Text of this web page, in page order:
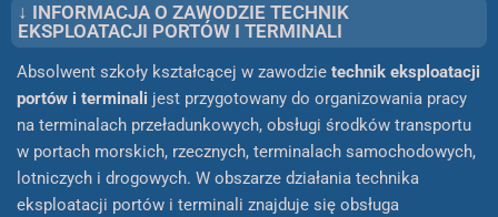
↓ INFORMACJA O ZAWODZIE TECHNIK
EKSPLOATACJI PORTÓW I TERMINALI
Absolwent szkoły kształcącej w zawodzie technik eksploatacji
portów i terminali jest przygotowany do organizowania pracy
na terminalach przeładunkowych, obsługi środków transportu
w portach morskich, rzecznych, terminalach samochodowych,
lotniczych i drogowych. W obszarze działania technika
eksploatacji portów i terminali znajduje się obsługa